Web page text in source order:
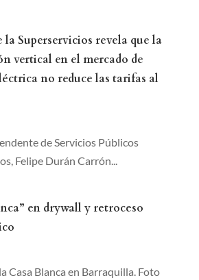
la Superservicios revela que la
vertical en el mercado de
no reduce las tarifas al
de Servicios Públicos
Felipe Durán Carrón...
en drywall y retroceso
Casa Blanca en Barraquilla. Foto